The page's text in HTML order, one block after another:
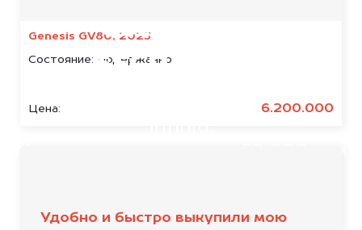
Genesis GV80, 2023
Состояние: Подержанное
Цена: 6.200.000
Удобно и быстро выкупили мою
абсолютно
БЕСПЛАТНО
Узнайте стоимость аварийного